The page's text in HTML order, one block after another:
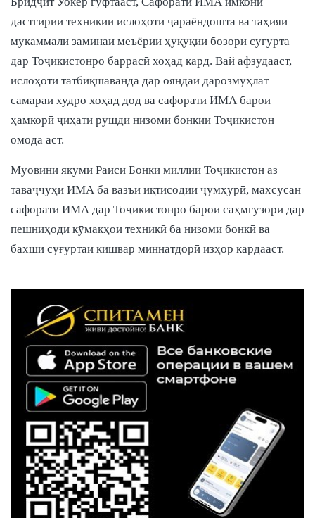
дастгирии техникии ислоҳоти ҷараёндошта ва таҳияи
мукаммали заминаи меъёрии ҳуқуқии бозори суғурта
дар Тоҷикистонро баррасӣ хоҳад кард. Вай афзудааст,
ислоҳоти татбиқшаванда дар ояндаи дарозмуҳлат
самараи худро хоҳад дод ва сафорати ИМА барои
ҳамкорӣ ҷиҳати рушди низоми бонкии Тоҷикистон
омода аст.
Муовини якуми Раиси Бонки миллии Тоҷикистон аз
таваҷҷуҳи ИМА ба вазъи иқтисодии ҷумҳурӣ, махсусан
сафорати ИМА дар Тоҷикистонро барои саҳмгузорӣ дар
пешниҳоди кӯмакҳои техникӣ ба низоми бонкӣ ва
бахши суғуртаи кишвар миннатдорӣ изҳор кардааст.